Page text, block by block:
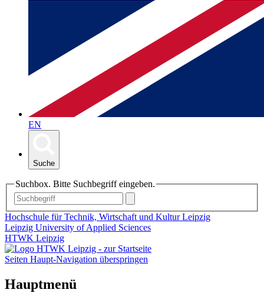
EN
Suche
Suchbox. Bitte Suchbegriff eingeben.
Hochschule für Technik, Wirtschaft und Kultur Leipzig
Leipzig University of Applied Sciences
HTWK Leipzig
Seiten Haupt-Navigation überspringen
Hauptmenü